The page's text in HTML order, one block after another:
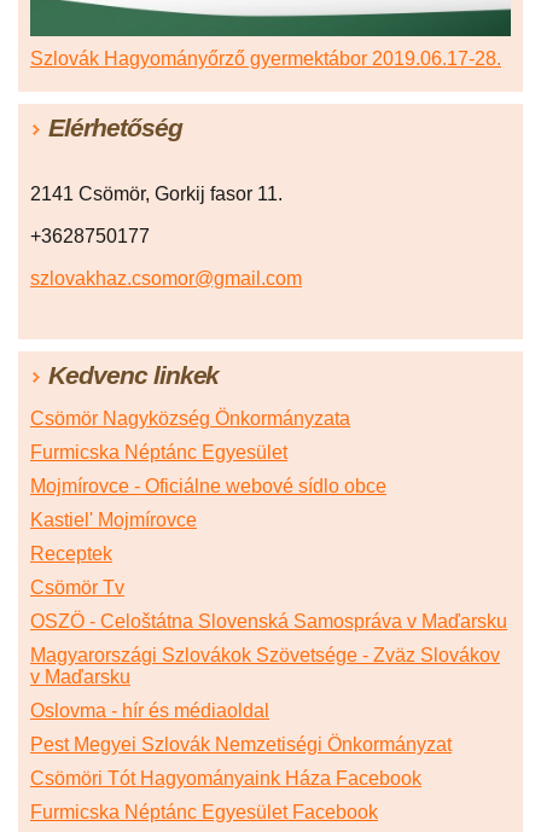
Szlovák Hagyományőrző gyermektábor 2019.06.17-28.
Elérhetőség
2141 Csömör, Gorkij fasor 11.
+3628750177
szlovakhaz.csomor@gmail.com
Kedvenc linkek
Csömör Nagyközség Önkormányzata
Furmicska Néptánc Egyesület
Mojmírovce - Oficiálne webové sídlo obce
Kastiel' Mojmírovce
Receptek
Csömör Tv
OSZÖ - Celoštátna Slovenská Samospráva v Maďarsku
Magyarországi Szlovákok Szövetsége - Zväz Slovákov
v Maďarsku
Oslovma - hír és médiaoldal
Pest Megyei Szlovák Nemzetiségi Önkormányzat
Csömöri Tót Hagyományaink Háza Facebook
Furmicska Néptánc Egyesület Facebook